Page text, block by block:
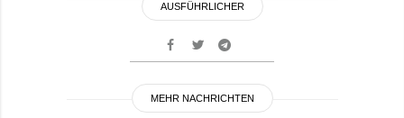
AUSFÜHRLICHER
MEHR NACHRICHTEN